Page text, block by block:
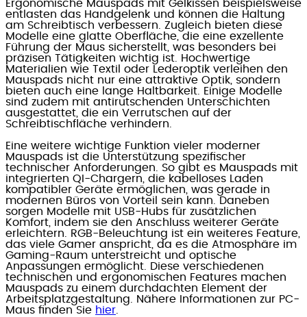
Ergonomische Mauspads mit Gelkissen beispielsweise
entlasten das Handgelenk und können die Haltung
am Schreibtisch verbessern. Zugleich bieten diese
Modelle eine glatte Oberfläche, die eine exzellente
Führung der Maus sicherstellt, was besonders bei
präzisen Tätigkeiten wichtig ist. Hochwertige
Materialien wie Textil oder Lederoptik verleihen den
Mauspads nicht nur eine attraktive Optik, sondern
bieten auch eine lange Haltbarkeit. Einige Modelle
sind zudem mit antirutschenden Unterschichten
ausgestattet, die ein Verrutschen auf der
Schreibtischfläche verhindern.
Eine weitere wichtige Funktion vieler moderner
Mauspads ist die Unterstützung spezifischer
technischer Anforderungen. So gibt es Mauspads mit
integrierten QI-Chargern, die kabelloses Laden
kompatibler Geräte ermöglichen, was gerade in
modernen Büros von Vorteil sein kann. Daneben
sorgen Modelle mit USB-Hubs für zusätzlichen
Komfort, indem sie den Anschluss weiterer Geräte
erleichtern. RGB-Beleuchtung ist ein weiteres Feature,
das viele Gamer anspricht, da es die Atmosphäre im
Gaming-Raum unterstreicht und optische
Anpassungen ermöglicht. Diese verschiedenen
technischen und ergonomischen Features machen
Mauspads zu einem durchdachten Element der
Arbeitsplatzgestaltung. Nähere Informationen zur PC-
Maus finden Sie hier.